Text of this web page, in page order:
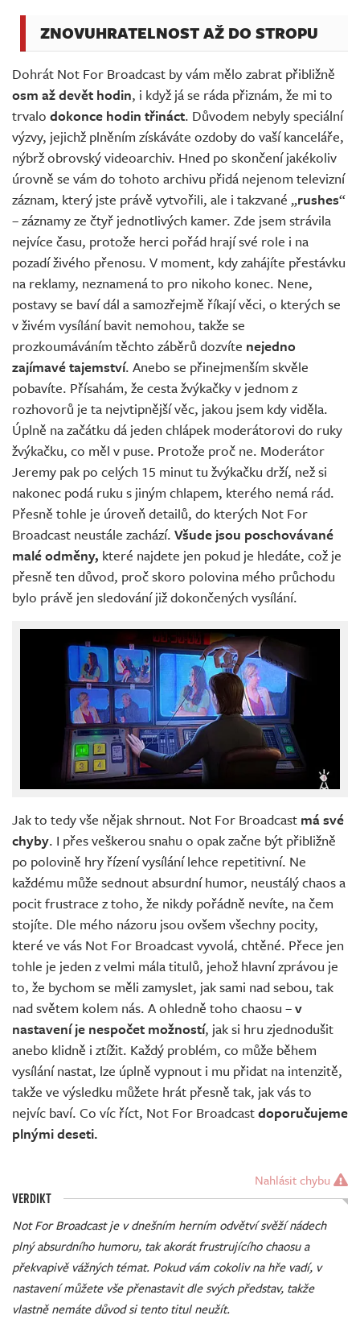
ZNOVUHRATELNOST AŽ DO STROPU
Dohrát Not For Broadcast by vám mělo zabrat přibližně
osm až devět hodin, i když já se ráda přiznám, že mi to
trvalo dokonce hodin třináct. Důvodem nebyly speciální
výzvy, jejichž plněním získáváte ozdoby do vaší kanceláře,
nýbrž obrovský videoarchiv. Hned po skončení jakékoliv
úrovně se vám do tohoto archivu přidá nejenom televizní
záznam, který jste právě vytvořili, ale i takzvané „rushes“
– záznamy ze čtyř jednotlivých kamer. Zde jsem strávila
nejvíce času, protože herci pořád hrají své role i na
pozadí živého přenosu. V moment, kdy zahájíte přestávku
na reklamy, neznamená to pro nikoho konec. Nene,
postavy se baví dál a samozřejmě říkají věci, o kterých se
v živém vysílání bavit nemohou, takže se
prozkoumáváním těchto záběrů dozvíte nejedno
zajímavé tajemství. Anebo se přinejmenším skvěle
pobavíte. Přísahám, že cesta žvýkačky v jednom z
rozhovorů je ta nejvtipnější věc, jakou jsem kdy viděla.
Úplně na začátku dá jeden chlápek moderátorovi do ruky
žvýkačku, co měl v puse. Protože proč ne. Moderátor
Jeremy pak po celých 15 minut tu žvýkačku drží, než si
nakonec podá ruku s jiným chlapem, kterého nemá rád.
Přesně tohle je úroveň detailů, do kterých Not For
Broadcast neustále zachází. Všude jsou poschovávané
malé odměny, které najdete jen pokud je hledáte, což je
přesně ten důvod, proč skoro polovina mého průchodu
bylo právě jen sledování již dokončených vysílání.
Jak to tedy vše nějak shrnout. Not For Broadcast má své
chyby. I přes veškerou snahu o opak začne být přibližně
po polovině hry řízení vysílání lehce repetitivní. Ne
každému může sednout absurdní humor, neustálý chaos a
pocit frustrace z toho, že nikdy pořádně nevíte, na čem
stojíte. Dle mého názoru jsou ovšem všechny pocity,
které ve vás Not For Broadcast vyvolá, chtěné. Přece jen
tohle je jeden z velmi mála titulů, jehož hlavní zprávou je
to, že bychom se měli zamyslet, jak sami nad sebou, tak
nad světem kolem nás. A ohledně toho chaosu –v
nastavení je nespočet možností, jak si hru zjednodušit
anebo klidně i ztížit. Každý problém, co může během
vysílání nastat, lze úplně vypnout i mu přidat na intenzitě,
takže ve výsledku můžete hrát přesně tak, jak vás to
nejvíc baví. Co víc říct, Not For Broadcastdoporučujeme
plnými deseti.
Nahlásit chybu
VERDIKT
Not For Broadcast je v dnešním herním odvětví svěží nádech
plný absurdního humoru, tak akorát frustrujícího chaosu a
překvapivě vážných témat. Pokud vám cokoliv na hře vadí, v
nastavení můžete vše přenastavit dle svých představ, takže
vlastně nemáte důvod si tento titul neužít.